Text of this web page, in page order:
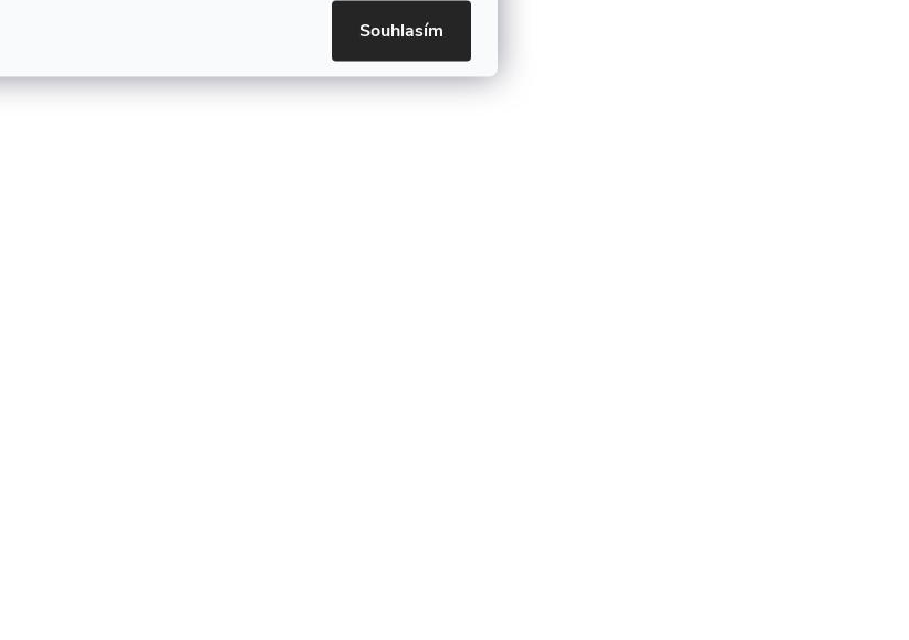
Souhlasím